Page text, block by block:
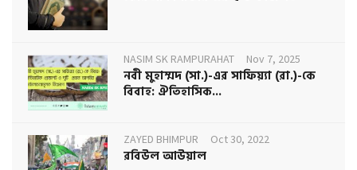
NASIM SK RAMPURAHAT Nov 7, 2025
নবী মুহাম্মদ (সা.)-এর সাফিয়্যা (রা.)-কে
বিবাহ: ঐতিহাসিক...
ZAYED BHIMPUR Oct 30, 2022
রবিউল আউয়াল